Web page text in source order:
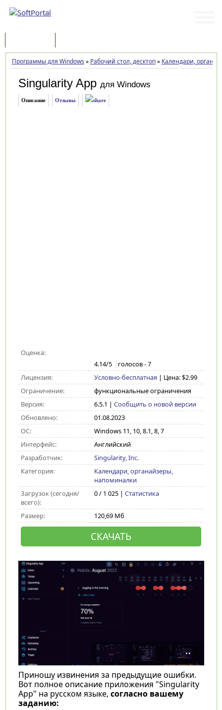
Программы для Windows » Рабочий стол, десктоп» Календари,
Singularity App для Windows
Описание Отзывы
Оценка:
4.14/5 голосов -7
Лицензия:
Условно-бесплатная | Цена: $2.99
Ограничение:
функциональные ограничения
Версия:
6.5.1 | Сообщить о новой версии
Обновлено:
01.08.2023
ОС:
Windows 11, 10, 8.1, 8, 7
Интерфейс:
Английский
Разработчик:
Singularity, Inc.
Категория:
Календари, органайзеры,
напоминалки
Загрузок (сегодня/
всего):
0 / 1 025 | Статистика
Размер: 120,69 Мб
СКАЧАТЬ
Приношу извинения за предыдущие ошибки.
Вот полное описание приложения "Singularity
App" на русском языке, согласно вашему
заданию: